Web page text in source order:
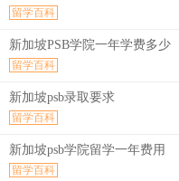
留学百科
新加坡PSB学院一年学费多少
留学百科
新加坡psb录取要求
留学百科
新加坡psb学院留学一年费用
留学百科